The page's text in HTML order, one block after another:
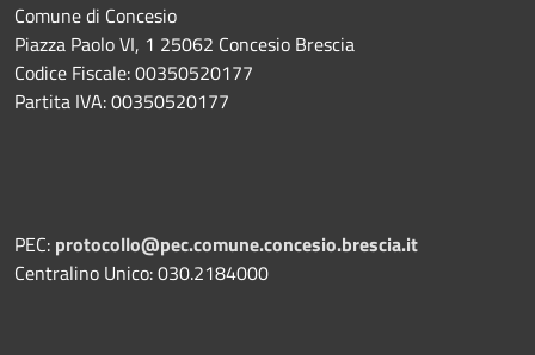
Comune di Concesio
Piazza Paolo VI, 1 25062 Concesio Brescia
Codice Fiscale: 00350520177
Partita IVA: 00350520177
PEC: protocollo@pec.comune.concesio.brescia.it
Centralino Unico: 030.2184000